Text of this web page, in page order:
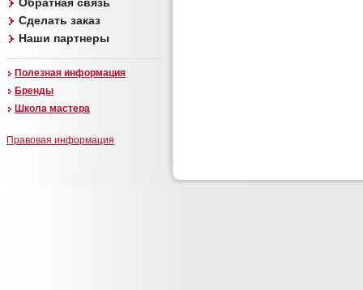
Сделать заказ
Наши партнеры
Полезная информация
Бренды
Школа мастера
Правовая информация